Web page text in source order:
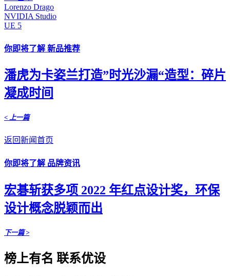
Lorenzo Drago
NVIDIA Studio
UE 5
你即将了解 新品推荐
潘虎为卡姿兰打造”时光沙漏“造型：碎片
凝成时间
< 上一篇
返回新闻首页
你即将了解 品牌资讯
宏碁斩获多项 2022 年红点设计奖，环保
设计概念脱颖而出
下一篇 >
榜上有名 联系优设